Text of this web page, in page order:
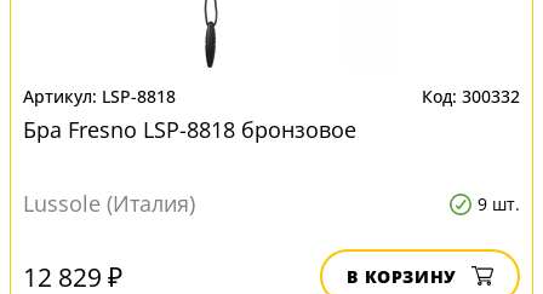
LSP-8818 300332
Бра Fresno LSP-8818 бронзовое
Lussole (Италия) 9 шт.
12 829 ₽ В КОРЗИНУ